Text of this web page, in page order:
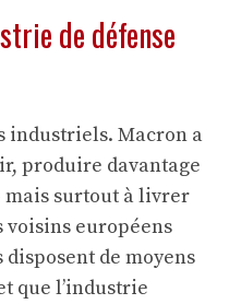
de défense
industriels. Macron a
produire davantage
surtout à livrer
voisins européens
de moyens
que l’industrie